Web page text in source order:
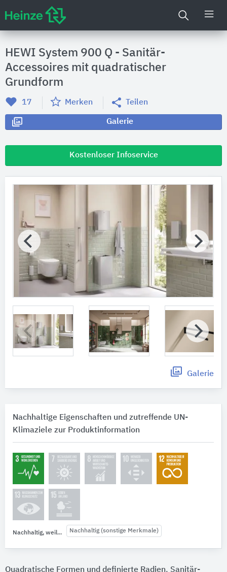
HEWI System 900 Q - Sanitär-
Accessoires mit quadratischer
Grundform
17 Merken Teilen
Galerie
Kostenloser Infoservice
Galerie
Nachhaltige Eigenschaften und zutreffende UN-
Klimaziele zur Produktinformation
Nachhaltig, weil... Nachhaltig (sonstige Merkmale)
Quadratische Formen und definierte Radien. Sanitär-